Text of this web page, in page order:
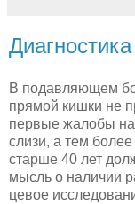
В подавляющем
прямой кишки не
первые жалобы на
слизи, а тем
старше 40 лет
мысль о наличии
цевое